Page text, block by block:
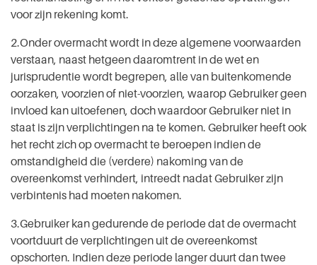
voor zijn rekening komt.
2.Onder overmacht wordt in deze algemene voorwaarden
verstaan, naast hetgeen daaromtrent in de wet en
jurisprudentie wordt begrepen, alle van buitenkomende
oorzaken, voorzien of niet-voorzien, waarop Gebruiker geen
invloed kan uitoefenen, doch waardoor Gebruiker niet in
staat is zijn verplichtingen na te komen. Gebruiker heeft ook
het recht zich op overmacht te beroepen indien de
omstandigheid die (verdere) nakoming van de
overeenkomst verhindert, intreedt nadat Gebruiker zijn
verbintenis had moeten nakomen.
3.Gebruiker kan gedurende de periode dat de overmacht
voortduurt de verplichtingen uit de overeenkomst
opschorten. Indien deze periode langer duurt dan twee